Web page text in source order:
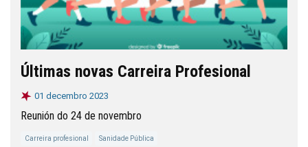
Últimas novas Carreira Profesional
01 decembro 2023
Reunión do 24 de novembro
Carreira profesional Sanidade Pública